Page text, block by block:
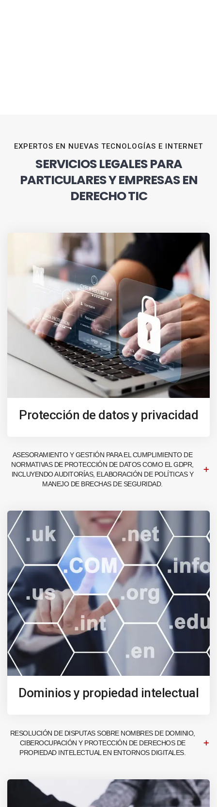
EXPERTOS EN NUEVAS TECNOLOGÍAS E INTERNET
SERVICIOS LEGALES PARA
PARTICULARES Y EMPRESAS EN
DERECHO TIC
Protección de datos y privacidad
ASESORAMIENTO Y GESTIÓN PARA EL CUMPLIMIENTO DE
NORMATIVAS DE PROTECCIÓN DE DATOS COMO EL GDPR,
INCLUYENDO AUDITORÍAS, ELABORACIÓN DE POLÍTICAS Y
MANEJO DE BRECHAS DE SEGURIDAD.
Dominios y propiedad intelectual
RESOLUCIÓN DE DISPUTAS SOBRE NOMBRES DE DOMINIO,
CIBEROCUPACIÓN Y PROTECCIÓN DE DERECHOS DE
PROPIEDAD INTELECTUAL EN ENTORNOS DIGITALES.